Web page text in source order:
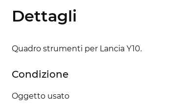
Dettagli
Quadro strumenti per Lancia Y10.
Condizione
Oggetto usato